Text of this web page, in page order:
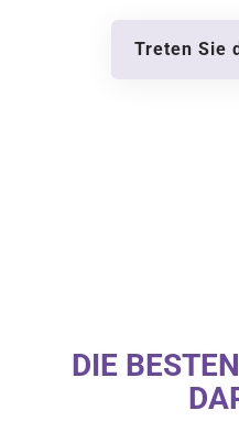
Treten Sie
DIE